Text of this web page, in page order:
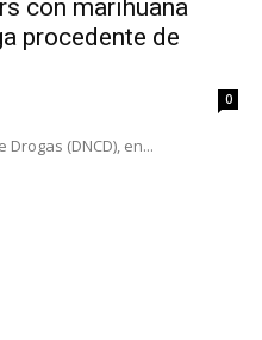
con marihuana
procedente de
0
(DNCD), en...